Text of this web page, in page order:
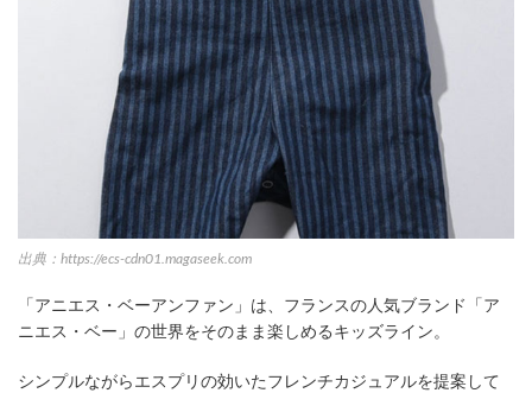
出典：https://ecs-cdn01.magaseek.com
「アニエス・ベーアンファン」は、フランスの人気ブランド「ア
ニエス・ベー」の世界をそのまま楽しめるキッズライン。
シンプルながらエスプリの効いたフレンチカジュアルを提案して